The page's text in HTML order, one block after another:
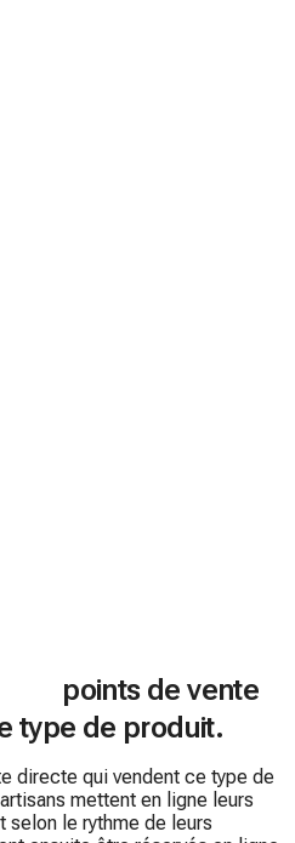
points de vente
type de produit.
directe qui vendent ce type de
mettent en ligne leurs
selon le rythme de leurs